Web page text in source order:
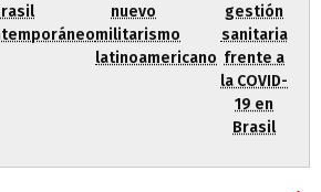
nuevo
militarismo
latinoamericano
gestión
sanitaria
frente a
la COVID-
19 en
Brasil